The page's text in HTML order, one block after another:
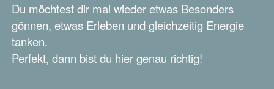
Du möchtest dir mal wieder etwas Besonders
gönnen, etwas Erleben und gleichzeitig Energie
tanken.
Perfekt, dann bist du hier genau richtig!